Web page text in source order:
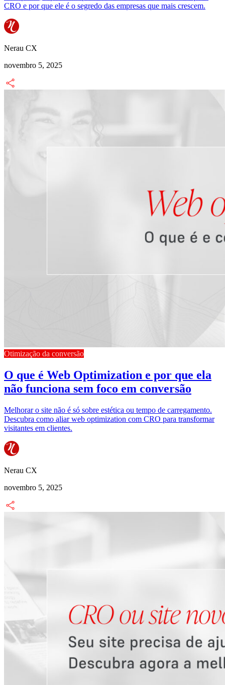
CRO e por que ele é o segredo das empresas que mais crescem.
Nerau CX
novembro 5, 2025
Otimização da conversão
O que é Web Optimization e por que ela
não funciona sem foco em conversão
Melhorar o site não é só sobre estética ou tempo de carregamento.
Descubra como aliar web optimization com CRO para transformar
visitantes em clientes.
Nerau CX
novembro 5, 2025